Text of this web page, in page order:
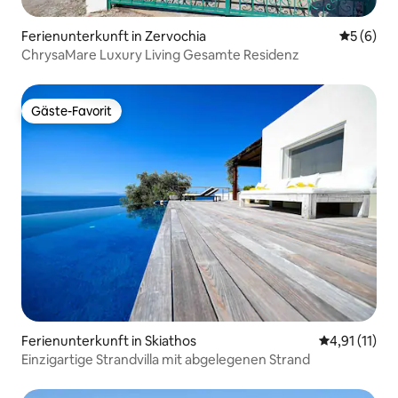
Ferienunterkunft in Zervochia
5 (6)
ChrysaMare Luxury Living Gesamte Residenz
Gäste-Favorit
Gäste-Favorit
Ferienunterkunft in Skiathos
4,91 (11)
Einzigartige Strandvilla mit abgelegenen Strand